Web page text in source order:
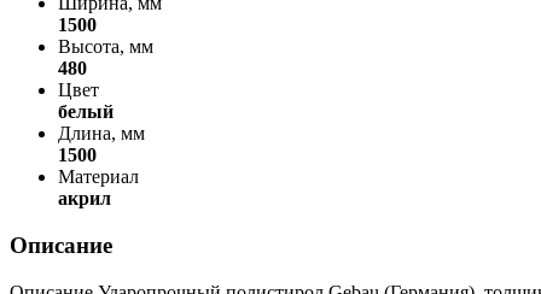
1500
Высота, мм
480
Цвет
белый
Длина, мм
1500
Материал
акрил
Описание